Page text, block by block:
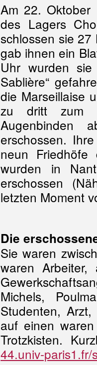
Am 22. Oktober
des Lagers
schlossen sie
gab ihnen ein
Uhr wurden
Sablière“
die Marseillaise
zu dritt zum
Augenbinden
erschossen.
neun
wurden in
erschossen
letzten Moment
Die
Sie waren
waren Arbeiter,
Michels,
Studenten,
auf einen
Trotzkisten.
44.univ-